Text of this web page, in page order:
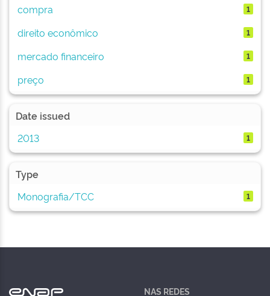
compra
1
direito econômico 1
mercado financeiro 1
preço 1
Date issued
2013
1
Type
Monografia/TCC
1
NAS REDES